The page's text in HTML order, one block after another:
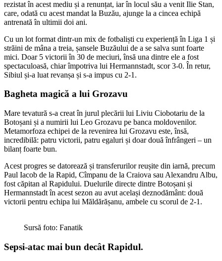
rezistat în acest mediu și a renunțat, iar în locul său a venit Ilie Stan,
care, odată cu acest mandat la Buzău, ajunge la a cincea echipă
antrenată în ultimii doi ani.
Cu un lot format dintr-un mix de fotbaliști cu experiență în Liga 1 și
străini de mâna a treia, șansele Buzăului de a se salva sunt foarte
mici. Doar 5 victorii în 30 de meciuri, însă una dintre ele a fost
spectaculoasă, chiar împotriva lui Hermannstadt, scor 3-0. În retur,
Sibiul și-a luat revanșa și s-a impus cu 2-1.
Bagheta magică a lui Grozavu
Mare tevatură s-a creat în jurul plecării lui Liviu Ciobotariu de la
Botoșani și a numirii lui Leo Grozavu pe banca moldovenilor.
Metamorfoza echipei de la revenirea lui Grozavu este, însă,
incredibilă: patru victorii, patru egaluri și doar două înfrângeri – un
bilanț foarte bun.
Acest progres se datorează și transferurilor reușite din iarnă, precum
Paul Iacob de la Rapid, Cîmpanu de la Craiova sau Alexandru Albu,
fost căpitan al Rapidului. Duelurile directe dintre Botoșani și
Hermannstadt în acest sezon au avut același deznodământ: două
victorii pentru echipa lui Măldărășanu, ambele cu scorul de 2-1.
Sursă foto: Fanatik
Sepsi-atac mai bun decât Rapidul.